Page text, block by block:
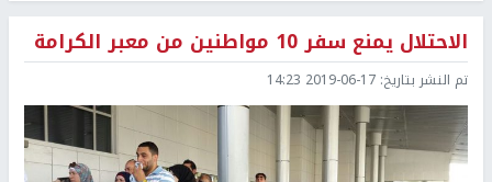
الاحتلال يمنع سفر 10 مواطنين من معبر الكرامة
تم النشر بتاريخ: 2019-06-17 14:23